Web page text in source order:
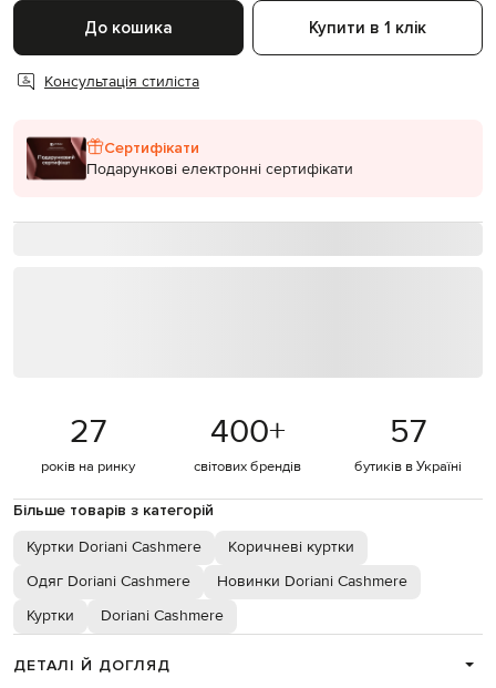
До кошика Купити в 1 клік
Консультація стиліста
Сертифікати
Подарункові електронні сертифікати
27
років на ринку
400+
світових брендів
57
бутиків в Україні
Більше товарів з категорій
Куртки Doriani Cashmere
Коричневі куртки
Одяг Doriani Cashmere
Новинки Doriani Cashmere
Куртки
Doriani Cashmere
ДЕТАЛІ Й ДОГЛЯД